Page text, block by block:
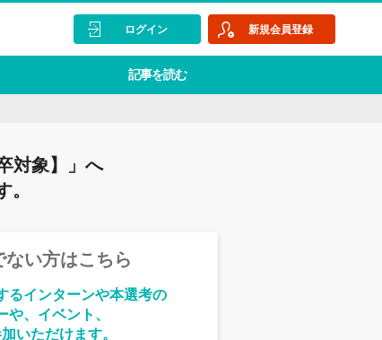
記事を読む
ログイン 新規会員登録
対象】」へ
い方はこちら
るインターンや本選考の
や、イベント、
いただけます。